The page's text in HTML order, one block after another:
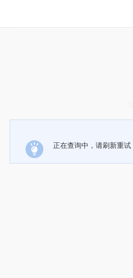
正在查询中，请刷新重试